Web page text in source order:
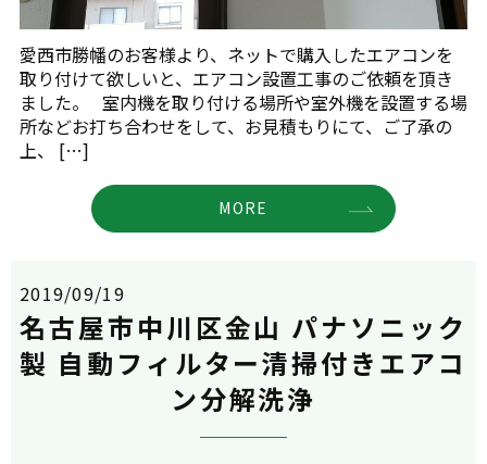
愛西市勝幡のお客様より、ネットで購入したエアコンを
取り付けて欲しいと、エアコン設置工事のご依頼を頂き
ました。 室内機を取り付ける場所や室外機を設置する場
所などお打ち合わせをして、お見積もりにて、ご了承の
上、 […]
MORE
2019/09/19
名古屋市中川区金山 パナソニック
製 自動フィルター清掃付きエアコ
ン分解洗浄